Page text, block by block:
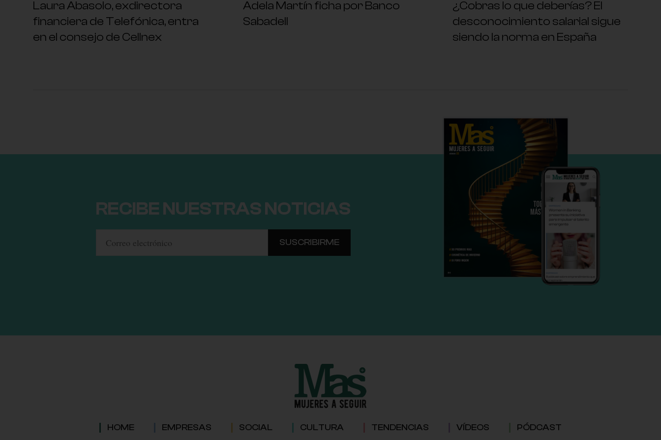
Laura Abasolo, exdirectora
financiera de Telefónica, entra
en el consejo de Cellnex
Adela Martín ficha por Banco
Sabadell
¿Cobras lo que deberías? El
desconocimiento salarial sigue
siendo la norma en España
RECIBE NUESTRAS NOTICIAS
HOME EMPRESAS SOCIAL CULTURA TENDENCIAS VÍDEOS PÓDCAST